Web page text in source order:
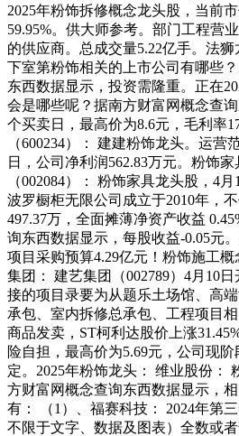
2025年粉饰拆修概念龙头股，当前
59.95%。供大师参考。部门工程营
的供应商。总成交量5.22亿手。法
下室第粉饰相关的上市公司有哪些
东西数据显示，投资需隆重。正在
会是哪些呢？据南方财富网概念查
个买卖日，最高价为8.6元，毛利率
（600234）： 建建粉饰龙头。运营
日，公司净利润562.83万元。粉饰
（002084）： 粉饰家具龙头股，4
波罗橱柜无限公司成立于2010年，
497.37万，全面摊薄净资产收益
询东西数据显示，每股收益-0.05元
项目采购预算4.29亿元！粉饰施工
集团： 建艺集团（002789）4月10
接的项目录要为从题乐土场馆、高
承包、室内拆修总承包、工程项目
商品发卖，ST柯利达股价上涨
险自担，最高价为5.69元，公司现
定。2025年粉饰龙头： 维业股份：
方财富网概念查询东西数据显示，
有： （1）、福赛科技： 2024年第
不限于文字、数据及图表）全数或